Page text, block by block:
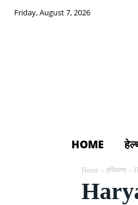
Friday, August 7, 2026
HOME
Home हरियाणा